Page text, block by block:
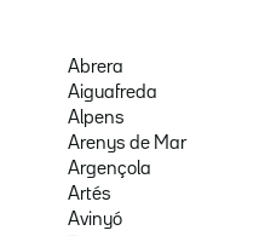
Abrera
Aiguafreda
Alpens
Arenys de Mar
Argençola
Artés
Avinyó